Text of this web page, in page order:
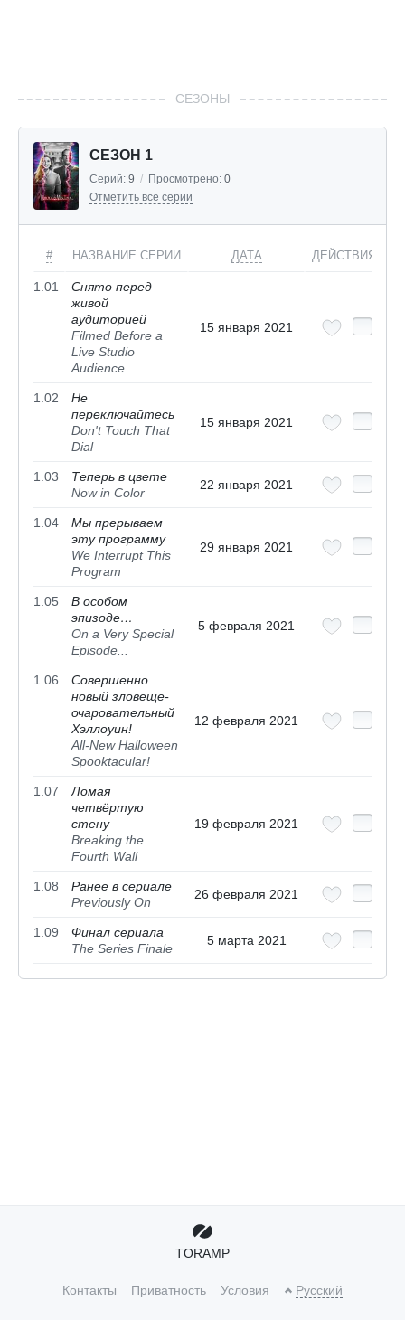
СЕЗОНЫ
СЕЗОН 1
Серий: 9 / Просмотрено: 0
Отметить все серии
# НАЗВАНИЕ СЕРИИ ДАТА ДЕЙСТВИЯ
1.01
Снято перед
живой
аудиторией
Filmed Before a
Live Studio
Audience
15 января 2021
1.02
Не
переключайтесь
Don't Touch That
Dial
15 января 2021
1.03
Теперь в цвете
Now in Color
22 января 2021
1.04
Мы прерываем
эту программу
We Interrupt This
Program
29 января 2021
1.05
В особом
эпизоде…
On a Very Special
Episode...
5 февраля 2021
1.06
Совершенно
новый зловеще-
очаровательный
Хэллоуин!
All-New Halloween
Spooktacular!
12 февраля 2021
1.07
Ломая
четвёртую
стену
Breaking the
Fourth Wall
19 февраля 2021
1.08
Ранее в сериале
Previously On
26 февраля 2021
1.09
Финал сериала
The Series Finale
5 марта 2021
TORAMP
Контакты Приватность Условия Русский